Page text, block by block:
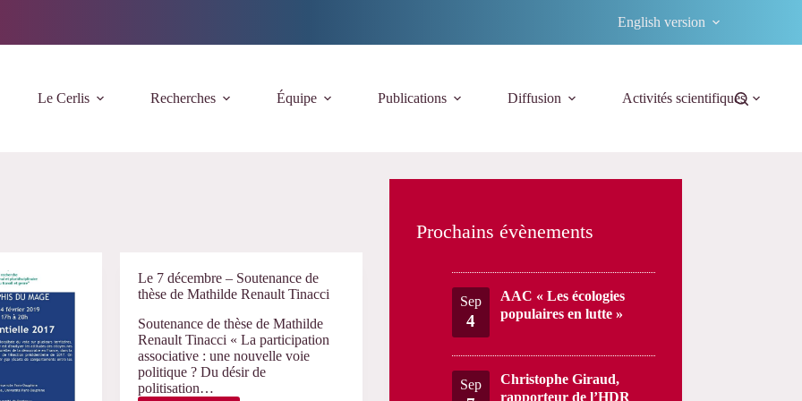
English version
Le Cerlis Recherches Équipe Publications Diffusion Activités scientifiques
Le 7 décembre – Soutenance de
thèse de Mathilde Renault Tinacci
Soutenance de thèse de Mathilde
Renault Tinacci « La participation
associative : une nouvelle voie
politique ? Du désir de
politisation…
Prochains évènements
Sep
4
AAC « Les écologies
populaires en lutte »
Sep
Christophe Giraud,
rapporteur de l’HDR